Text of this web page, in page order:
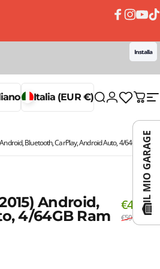
subito il tuo ordine, paghi un po' alla volta con le
Installa
Italia (EUR €) Cerca
Accedi
Bluetooth, CarPlay, Android Auto, 4/64GB Ram
Android,
4/64GB Ram
€499,90
€599,90
IL MIO GARAGE